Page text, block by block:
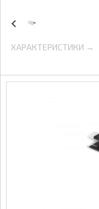
ХАРАКТЕРИСТИКИ →